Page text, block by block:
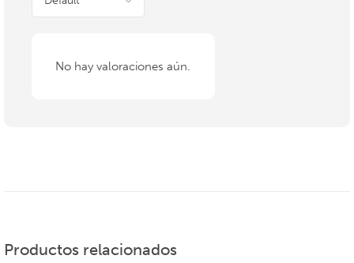
No hay valoraciones aún.
Productos relacionados